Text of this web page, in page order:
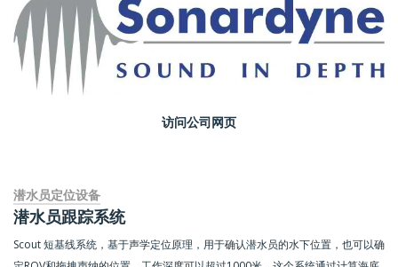
访问公司网页
潜水员定位设备
潜水员跟踪系统
Scout 短基线系统，基于声学定位原理，用于确认潜水员的水下位置，也可以确